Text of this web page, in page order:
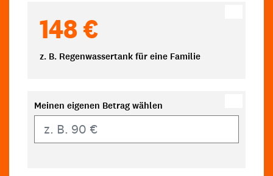
148 €
z. B. Regenwassertank für eine Familie
Meinen eigenen Betrag wählen